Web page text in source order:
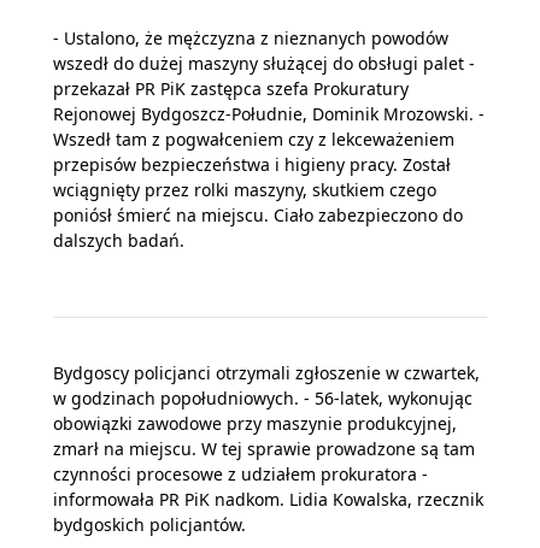
- Ustalono, że mężczyzna z nieznanych powodów
wszedł do dużej maszyny służącej do obsługi palet -
przekazał PR PiK zastępca szefa Prokuratury
Rejonowej Bydgoszcz-Południe, Dominik Mrozowski. -
Wszedł tam z pogwałceniem czy z lekceważeniem
przepisów bezpieczeństwa i higieny pracy. Został
wciągnięty przez rolki maszyny, skutkiem czego
poniósł śmierć na miejscu. Ciało zabezpieczono do
dalszych badań.
Bydgoscy policjanci otrzymali zgłoszenie w czwartek,
w godzinach popołudniowych. - 56-latek, wykonując
obowiązki zawodowe przy maszynie produkcyjnej,
zmarł na miejscu. W tej sprawie prowadzone są tam
czynności procesowe z udziałem prokuratora -
informowała PR PiK nadkom. Lidia Kowalska, rzecznik
bydgoskich policjantów.